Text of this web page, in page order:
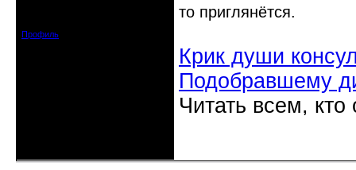
Профиль
то приглянётся.
Крик души
Подобравшему
Читать всем,